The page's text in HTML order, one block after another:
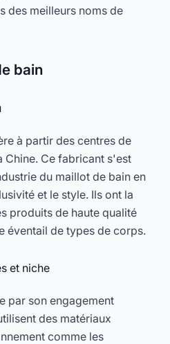
des meilleurs noms de
bain
à partir des centres de
Chine. Ce fabricant s'est
du maillot de bain en
et le style. Ils ont la
produits de haute qualité
éventail de types de corps.
et niche
par son engagement
des matériaux
comme les